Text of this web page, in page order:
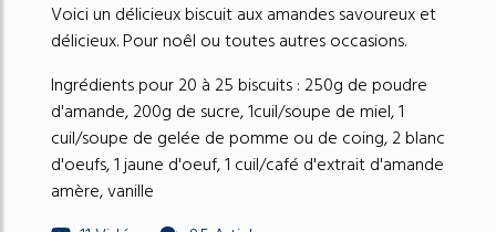
Voici un délicieux biscuit aux amandes savoureux et
délicieux. Pour noêl ou toutes autres occasions.
Ingrédients pour 20 à 25 biscuits : 250g de poudre
d'amande, 200g de sucre, 1cuil/soupe de miel, 1
cuil/soupe de gelée de pomme ou de coing, 2 blanc
d'oeufs, 1 jaune d'oeuf, 1 cuil/café d'extrait d'amande
amère, vanille